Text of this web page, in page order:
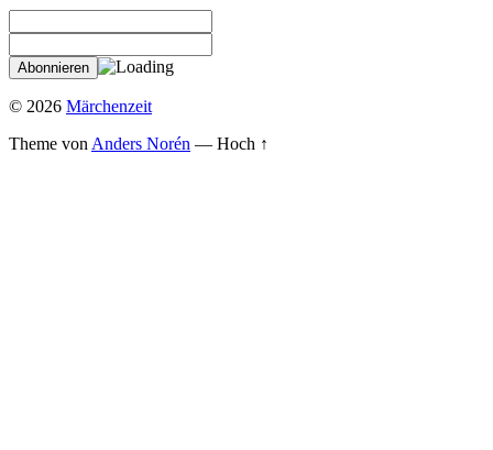
© 2026 Märchenzeit
Theme von Anders Norén — Hoch ↑